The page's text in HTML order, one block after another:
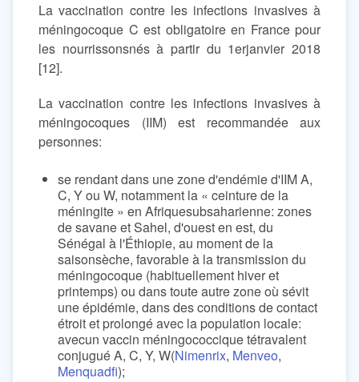
La vaccination contre les infections invasives à
méningocoque C est obligatoire en France pour
les nourrissonsnés à partir du 1erjanvier 2018
[12].
La vaccination contre les infections invasives à
méningocoques (IIM) est recommandée aux
personnes:
se rendant dans une zone d'endémie d'IIM A,
C, Y ou W, notamment la « ceinture de la
méningite » en Afriquesubsaharienne: zones
de savane et Sahel, d'ouest en est, du
Sénégal à l'Éthiopie, au moment de la
saisonsèche, favorable à la transmission du
méningocoque (habituellement hiver et
printemps) ou dans toute autre zone où sévit
une épidémie, dans des conditions de contact
étroit et prolongé avec la population locale:
avecun vaccin méningococcique tétravalent
conjugué A, C, Y, W(Nimenrix, Menveo,
Menquadfi);